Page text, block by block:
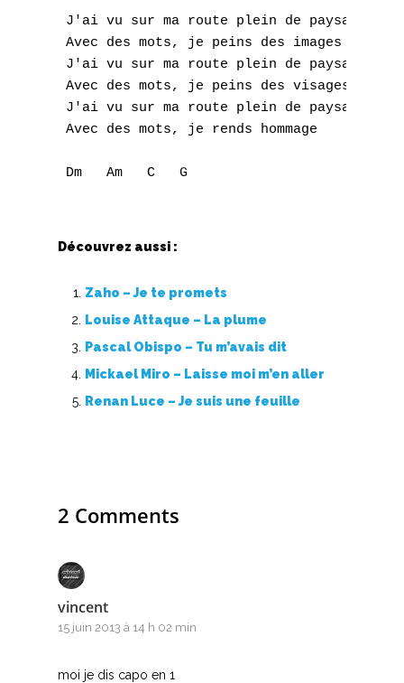
J'ai vu sur ma route plein de paysages
Avec des mots, je peins des images
J'ai vu sur ma route plein de paysages
Avec des mots, je peins des visages
J'ai vu sur ma route plein de paysages
Avec des mots, je rends hommage
Découvrez aussi :
Zaho – Je te promets
Louise Attaque – La plume
Pascal Obispo – Tu m’avais dit
Mickael Miro – Laisse moi m’en aller
Renan Luce – Je suis une feuille
2 Comments
vincent
15 juin 2013 à 14 h 02 min
moi je dis capo en 1
T
U
V
Nouvelles tabs
Top 100